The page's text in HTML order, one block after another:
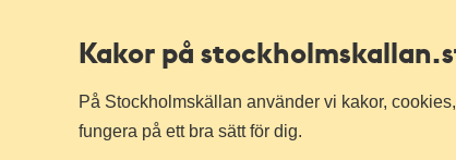
Kakor på stockholmskallan
På Stockholmskällan använder vi kakor,
fungera på ett bra sätt för dig.